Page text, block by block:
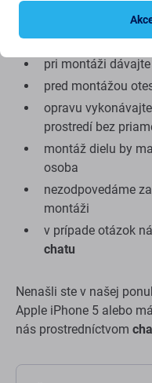
na montáž alebo
náradie, ktoré
pri montáži
pred montážou
opravu
prostredí bez
montáž dielu by
osoba
nezodpovedáme
montáži
v prípade otázok
chatu
Nenašli ste v našej
Apple iPhone 5 alebo
nás prostredníctvom